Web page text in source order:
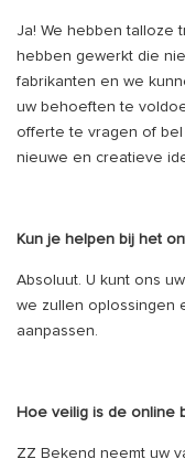
Ja! We hebben talloze
hebben gewerkt die
fabrikanten en we
uw behoeften te
offerte te vragen of
nieuwe en creatieve
Kun je helpen bij het
Absoluut. U kunt ons
we zullen oplossingen
aanpassen.
Hoe veilig is de online
ZZ Bekend neemt uw